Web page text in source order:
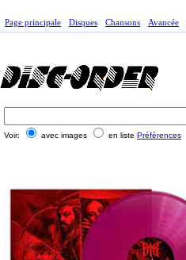
Page principale Disques Chansons Avancée
Voir: avec images en liste Préférences